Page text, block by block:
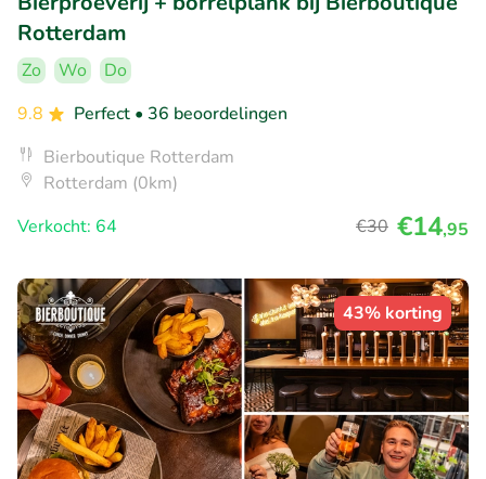
Rotterdam
Zo Wo
Do
9.8
Perfect • 36 beoordelingen
Bierboutique Rotterdam
Rotterdam (0km)
Verkocht: 64
€30 €14,95
43% korting